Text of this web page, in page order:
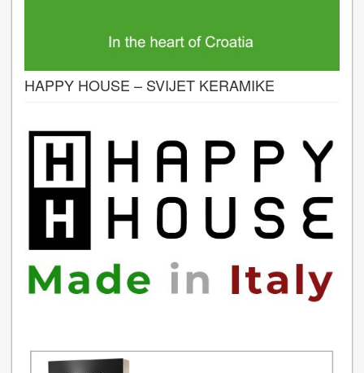
HAPPY HOUSE – SVIJET KERAMIKE